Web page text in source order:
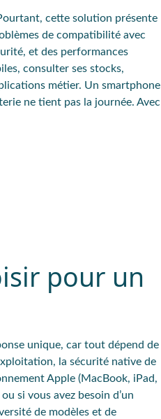
cette solution présente
de compatibilité avec
et des performances
, consulter ses stocks,
métier. Un smartphone
ne tient pas la journée. Avec
pour un
unique, car tout dépend de
, la sécurité native de
Apple (MacBook, iPad,
si vous avez besoin d’un
de modèles et de